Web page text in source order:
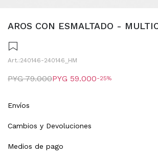
AROS CON ESMALTADO -
240146-240146_HM
PYG 59.000
PYG 79.000 25
Envíos
Cambios y Devoluciones
Medios de pago